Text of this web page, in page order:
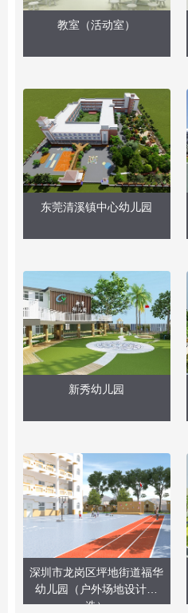
教室（活动室）
东莞清溪镇中心幼儿园
新秀幼儿园
深圳市龙岗区坪地街道福华
幼儿园（户外场地设计改
造）